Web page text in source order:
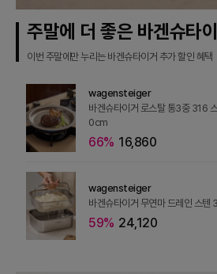
주말에 더 좋은 바겐슈타
이번 주말에만 누리는 바겐슈타이거 추가 할인 혜택
wagensteiger
바겐슈타이거 로스탈 통3중 316
0cm
66% 16,860
wagensteiger
바겐슈타이거 무연마 드레인 스텐
59% 24,120